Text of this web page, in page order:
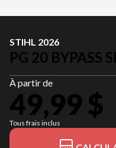
STIHL 2026
PG 20 BYPASS
À partir de
49,99 $
Tous frais inclus